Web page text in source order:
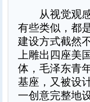
从视觉观感
有些类似，都
建设方式截然
上雕出四座美
体，毛泽东青
基座，又被设
一创意完整地